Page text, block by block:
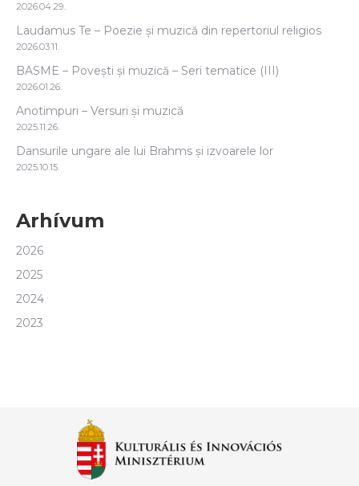
2026.04.29.
Laudamus Te – Poezie și muzică din repertoriul religios
2026.03.11.
BASME – Povești și muzică – Seri tematice (III)
2026.01.26.
Anotimpuri – Versuri și muzică
2025.11.26.
Dansurile ungare ale lui Brahms și izvoarele lor
2025.10.15.
Arhívum
2026
2025
2024
2023